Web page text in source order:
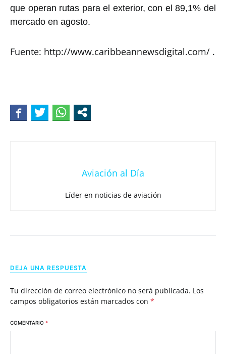
que operan rutas para el exterior, con el 89,1% del
mercado en agosto.
Fuente: http://www.caribbeannewsdigital.com/ .
Aviación al Día
Líder en noticias de aviación
DEJA UNA RESPUESTA
Tu dirección de correo electrónico no será publicada. Los
campos obligatorios están marcados con *
COMENTARIO *